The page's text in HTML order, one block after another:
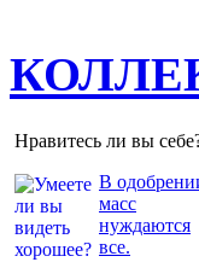
Нравитесь ли вы
В
масс
нуждаются
все.